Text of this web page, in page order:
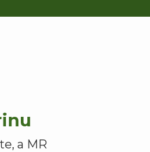
a MR